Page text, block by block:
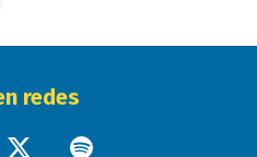
redes